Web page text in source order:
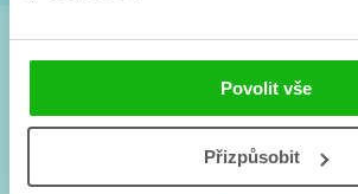
Povolit vše
Přizpůsobit
Souhlasím spodmínkami
Tvá e-mailová adresa je u nás v bezpečí. Přečti